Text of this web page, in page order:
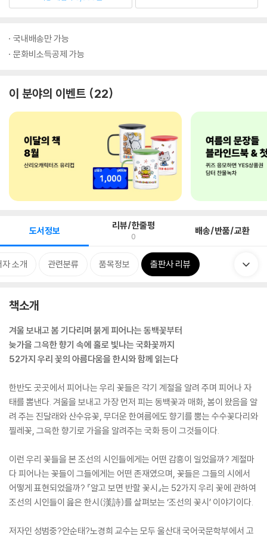
국내배송만 가능
문화비소득공제 가능
이 분야의 이벤트 22
도서정보 리뷰/한줄평
0 배송/반품/교환
자 소개 관련분류 품목정보 출판사 리뷰
책소개
겨울 보내고 봄 기다리며 붉게 피어나는 동백꽃부터
늦가을 그윽한 향기 속에 홀로 빛나는 국화꽃까지
52가지 우리 꽃의 아름다움을 한시와 함께 읽는다
한반도 곳곳에서 피어나는 우리 꽃들은 각기 계절을 알려 주며 피어나 자
태를 뽐낸다. 겨울을 보내고 가장 먼저 피는 동백꽃과 매화, 봄이 왔음을 알
려 주는 진달래와 산수유꽃, 무더운 한여름에도 향기를 뿜는 수수꽃다리와
찔레꽃, 그윽한 향기로 가을을 알려주는 국화 등이 그것들이다.
이런 우리 꽃들을 본 조선의 시인들에게는 어떤 감흥이 일었을까? 계절마
다 피어나는 꽃들이 그들에게는 어떤 존재였으며, 꽃들은 그들의 시에서
어떻게 표현되었을까? 『알고 보면 반할 꽃시』는 52가지 우리 꽃에 관하여
조선의 시인들이 읊은 한시(漢詩)를 살펴보는 ‘조선의 꽃시’ 이야기이다.
저자인 성범중?안순태?노경희 교수는 모두 울산대 국어국문학부에서 고